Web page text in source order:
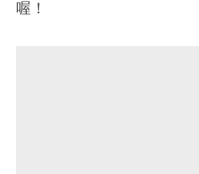
喔！